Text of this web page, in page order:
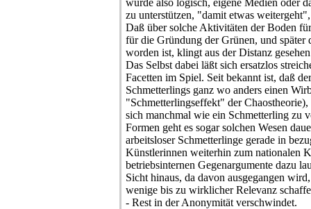
wurde also logisch, eigene Medien oder
zu unterstützen, "damit etwas
Daß über solche Aktivitäten der Boden
für die Gründung der Grünen, und später
worden ist, klingt aus der Distanz
Das Selbst dabei läßt sich ersatzlos
Facetten im Spiel. Seit bekannt ist, daß
Schmetterlings ganz wo anders einen
"Schmetterlingseffekt" der
sich manchmal wie ein Schmetterling zu
Formen geht es sogar solchen Wesen
arbeitsloser Schmetterlinge gerade in
Künstlerinnen weiterhin zum nationalen
betriebsinternen Gegenargumente dazu
Sicht hinaus, da davon ausgegangen
wenige bis zu wirklicher Relevanz
- Rest in der Anonymität verschwindet.